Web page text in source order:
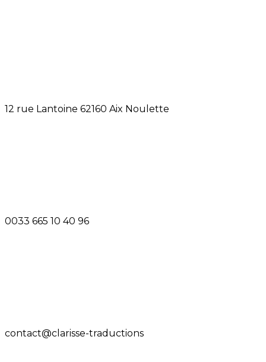
12 rue Lantoine 62160 Aix Noulette
0033 665 10 40 96
contact@clarisse-traductions